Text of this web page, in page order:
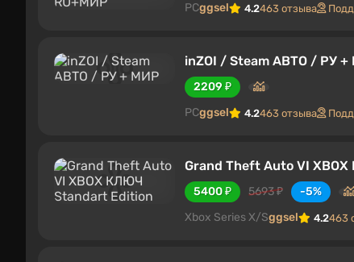
PCggsel 4.2463 отзыва
inZOI / Steam АВТО / РУ
2209 ₽
PCggsel 4.2463 отзыва
Grand Theft Auto VI
5400 ₽ 5693 ₽
-5%
Xbox Series X/Sggsel 4.2463